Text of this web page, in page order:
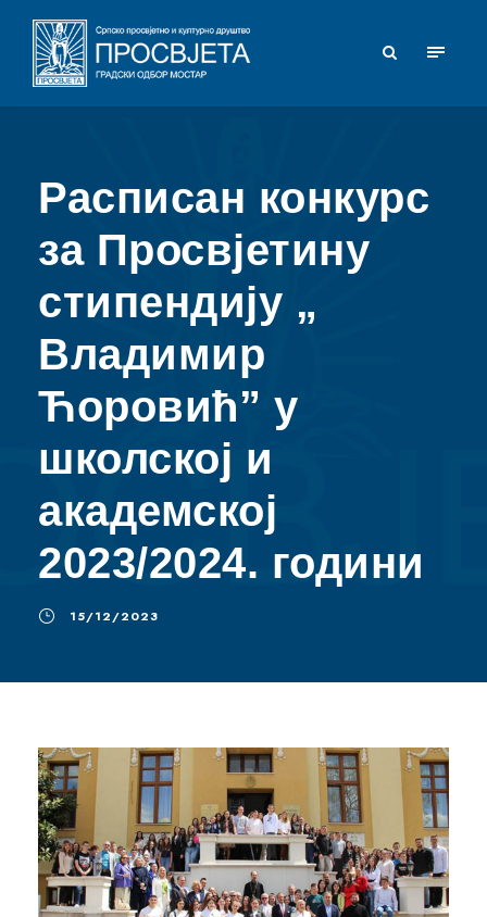
Расписан конкурс
за Просвјетину
стипендију „
Владимир
Ћоровић” у
школској и
академској
2023/2024. години
15/12/2023